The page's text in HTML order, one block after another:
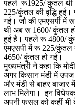
पहले रू1925/ कुंतल थी
225/कुंतल की वृद्धि
गई। जौ की एमएसपी में
थी अब रू 1600/ कुंतल
हुई है। पहले रू 4800/
एमएसपी में रू 225/कुंतल
4650/ कुंतल हो गई।
मुख्यमंत्री ने कहा कि
अगर किसान मंडी में उपज
और मंडी से बाहर
लाभ मिलेगा। इन
अपनी फसल को कहीं भी